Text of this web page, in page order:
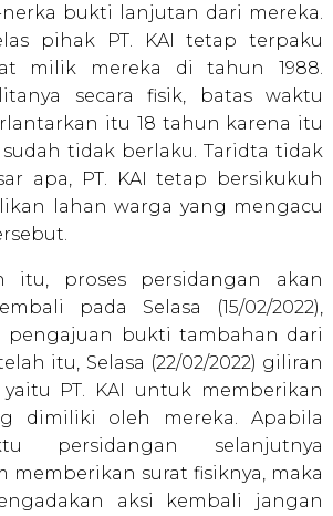
bukti lanjutan dari mereka.
pihak PT. KAI tetap terpaku
milik mereka di tahun 1988.
secara fisik, batas waktu
itu 18 tahun karena itu
sudah tidak berlaku. Taridta tidak
apa, PT. KAI tetap bersikukuh
lahan warga yang mengacu
itu, proses persidangan akan
pada Selasa (15/02/2022),
pengajuan bukti tambahan dari
itu, Selasa (22/02/2022) giliran
PT. KAI untuk memberikan
dimiliki oleh mereka. Apabila
persidangan selanjutnya
memberikan surat fisiknya, maka
aksi kembali jangan